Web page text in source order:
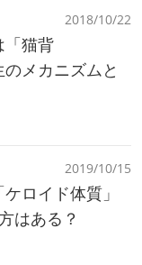
2018/10/22
「猫背
メカニズムと
2019/10/15
ロイド体質」
はある？